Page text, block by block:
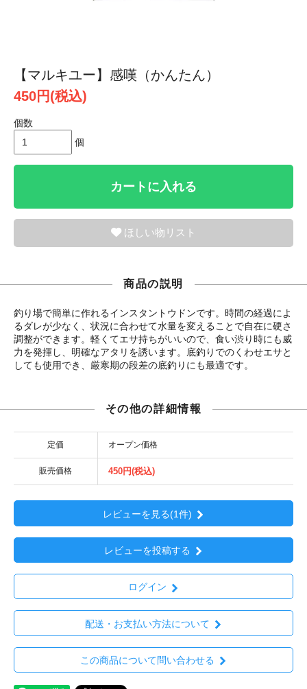
【マルキユー】感嘆（かんたん）
450円(税込)
個数
個
カートに入れる
ほしい物リスト
商品の説明
釣り場で簡単に作れるインスタントウドンです。時間の経過によ
るダレが少なく、状況に合わせて水量を変えることで自在に硬さ
調整ができます。軽くてエサ持ちがいいので、食い渋り時にも威
力を発揮し、明確なアタリを誘います。底釣りでのくわせエサと
しても使用でき、厳寒期の段差の底釣りにも最適です。
その他の詳細情報
定価 オープン価格
販売価格 450円(税込)
レビューを見る(1件)
レビューを投稿する
ログイン
配送・お支払い方法について
この商品について問い合わせる